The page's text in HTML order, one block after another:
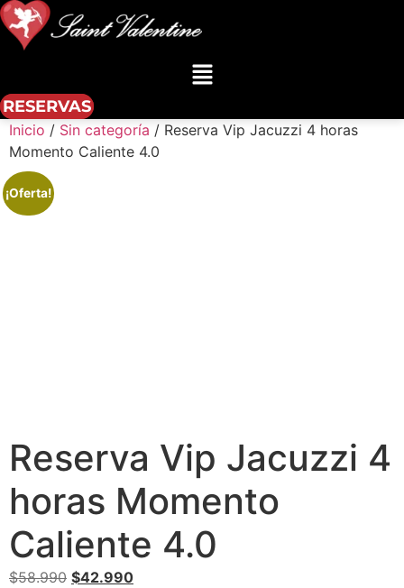
Menú
RESERVAS
Inicio / Sin categoría / Reserva Vip Jacuzzi 4 horas
Momento Caliente 4.0
¡Oferta!
Reserva Vip Jacuzzi 4
horas Momento
Caliente 4.0
$58.990 El
$42.990El